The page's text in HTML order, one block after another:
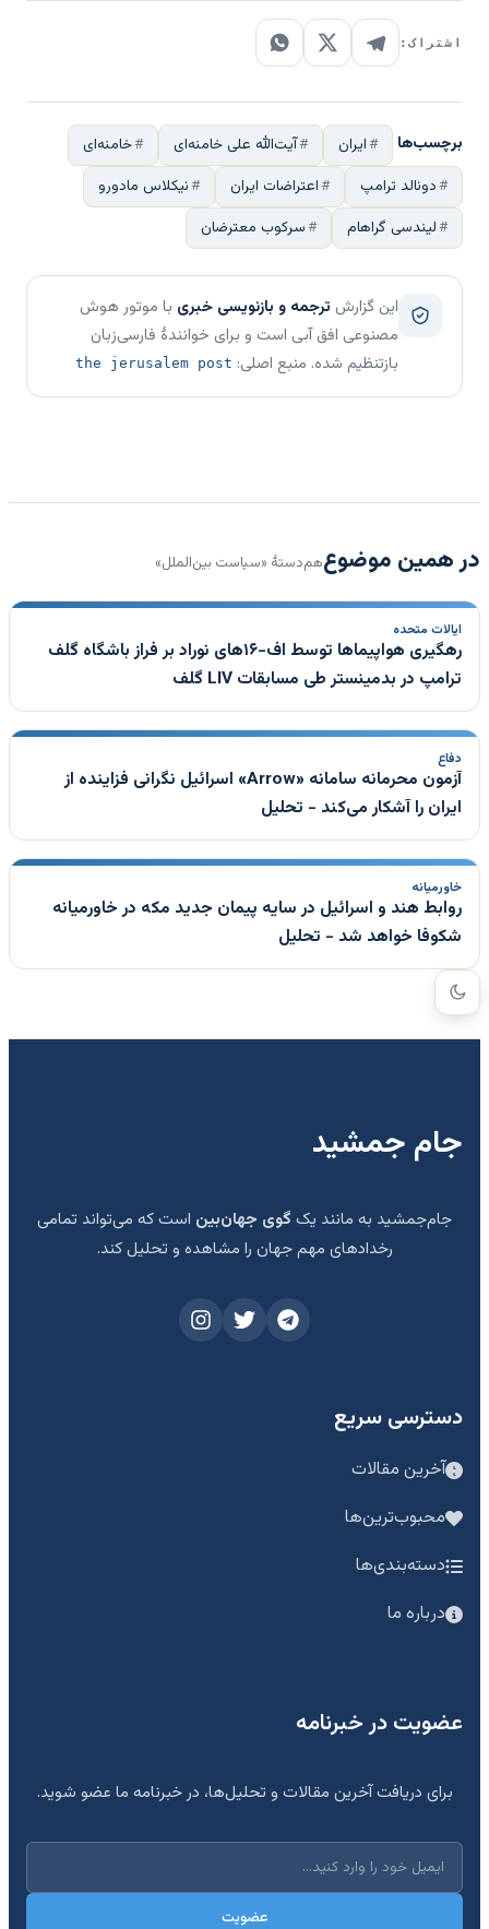
اشتراک:
برچسب‌ها ایران آیت‌الله علی خامنه‌ای
خامنه‌ای
دونالد ترامپ
اعتراضات ایران
نیکلاس مادورو
لیندسی گراهام
سرکوب معترضان
این گزارش ترجمه و بازنویسی خبری با موتور هوش
مصنوعی افق آبی است و برای خوانندهٔ فارسی‌زبان
بازتنظیم شده. منبع اصلی: the jerusalem post
در همین موضوعهم‌دستهٔ «سیاست بین‌الملل»
ایالات متحده
رهگیری هواپیماها توسط اف-۱۶های نوراد بر فراز باشگاه گلف
ترامپ در بدمینستر طی مسابقات LIV گلف
دفاع
آزمون محرمانه سامانه «Arrow» اسرائیل نگرانی فزاینده از
ایران را آشکار می‌کند - تحلیل
خاورمیانه
روابط هند و اسرائیل در سایه پیمان جدید مکه در خاورمیانه
شکوفا خواهد شد - تحلیل
جام جمشید
جام‌جمشید به مانند یک گوی جهان‌بین است که می‌تواند تمامی
رخدادهای مهم جهان را مشاهده و تحلیل کند.
دسترسی سریع
آخرین مقالات
محبوب‌ترین‌ها
دسته‌بندی‌ها
درباره ما
عضویت در خبرنامه
برای دریافت آخرین مقالات و تحلیل‌ها، در خبرنامه ما عضو شوید.
عضویت